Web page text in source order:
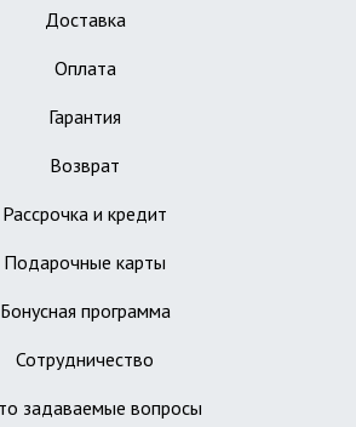
Доставка
Оплата
Гарантия
Возврат
Рассрочка и кредит
Подарочные карты
Бонусная программа
Сотрудничество
задаваемые вопросы